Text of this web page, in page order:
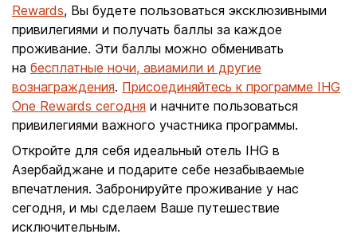
Rewards, Вы будете пользоваться эксклюзивными
привилегиями и получать баллы за каждое
проживание. Эти баллы можно обменивать
на бесплатные ночи, авиамили и другие
вознаграждения. Присоединяйтесь к программе IHG
One Rewards сегодня и начните пользоваться
привилегиями важного участника программы.
Откройте для себя идеальный отель IHG в
Азербайджане и подарите себе незабываемые
впечатления. Забронируйте проживание у нас
сегодня, и мы сделаем Ваше путешествие
исключительным.